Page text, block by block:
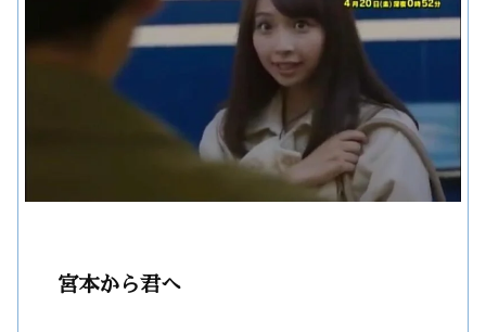
宮本から君へ